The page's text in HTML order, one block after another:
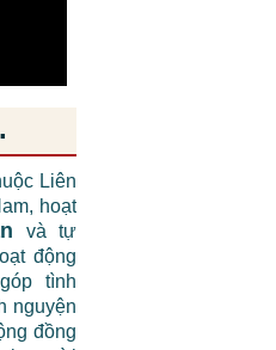
Liên
hoạt
và tự
động
tình
nguyện
đồng